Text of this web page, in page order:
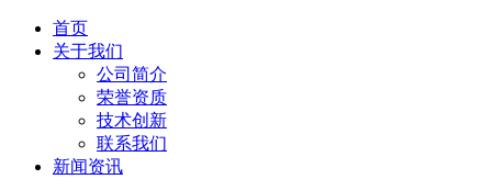
首页
关于我们
公司简介
荣誉资质
技术创新
联系我们
新闻资讯